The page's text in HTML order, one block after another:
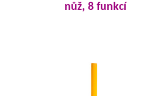
nůž, 8 funkcí